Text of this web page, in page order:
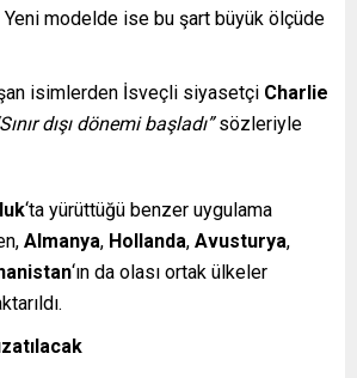
modelde ise bu şart büyük ölçüde
isimlerden İsveçli siyasetçi Charlie
dışı dönemi başladı”sözleriyle
‘ta yürüttüğü benzer uygulama
Almanya, Hollanda, Avusturya,
‘ın da olası ortak ülkeler